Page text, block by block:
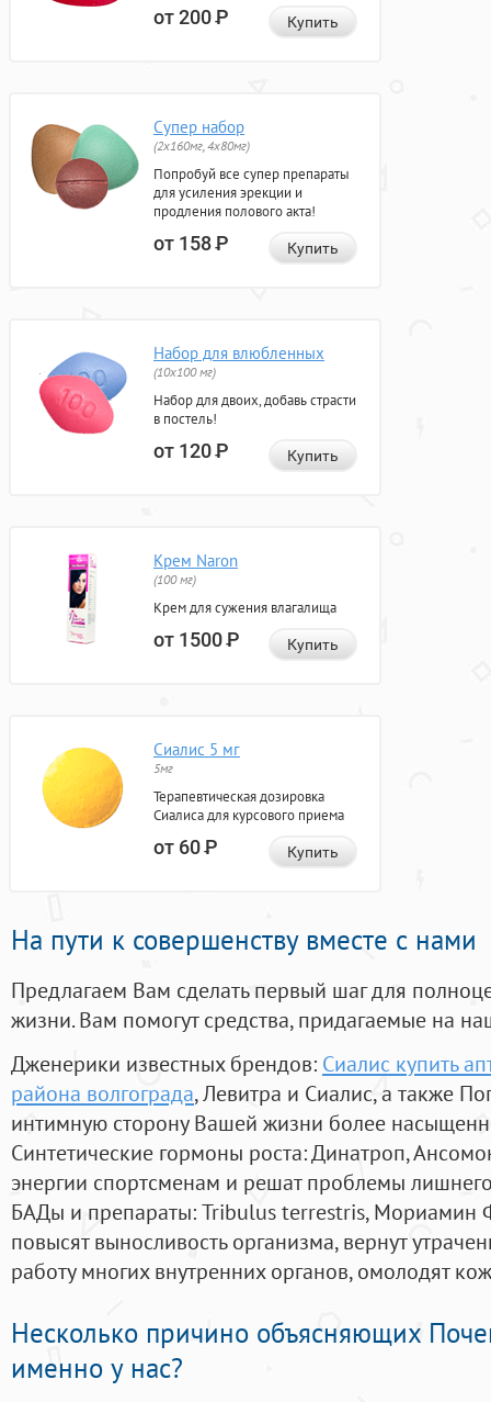
от 200Р Купить
Супер набор
(2х160мг, 4х80мг)
Попробуй все супер препараты
для усиления эрекции и
продления полового акта!
от 158Р Купить
Набор для влюбленных
(10х100 мг)
Набор для двоих, добавь страсти
в постель!
от 120Р Купить
Крем Naron
(100 мг)
Крем для сужения влагалища
от 1500Р Купить
Сиалис 5 мг
5мг
Терапевтическая дозировка
Сиалиса для курсового приема
от 60Р Купить
На пути к совершенству вместе с нами
Предлагаем Вам сделать первый шаг для
жизни. Вам помогут средства, придагаемые на
Дженерики известных брендов: Сиалис купить
района волгограда, Левитра и Сиалис, а также
интимную сторону Вашей жизни более
Синтетические гормоны роста: Динатроп,
энергии спортсменам и решат проблемы
БАДы и препараты:Tribulus terrestris, Мориамин
повысят выносливость организма, вернут
работу многих внутренних органов, омолодят
Несколько причино объясняющих
именно у нас?